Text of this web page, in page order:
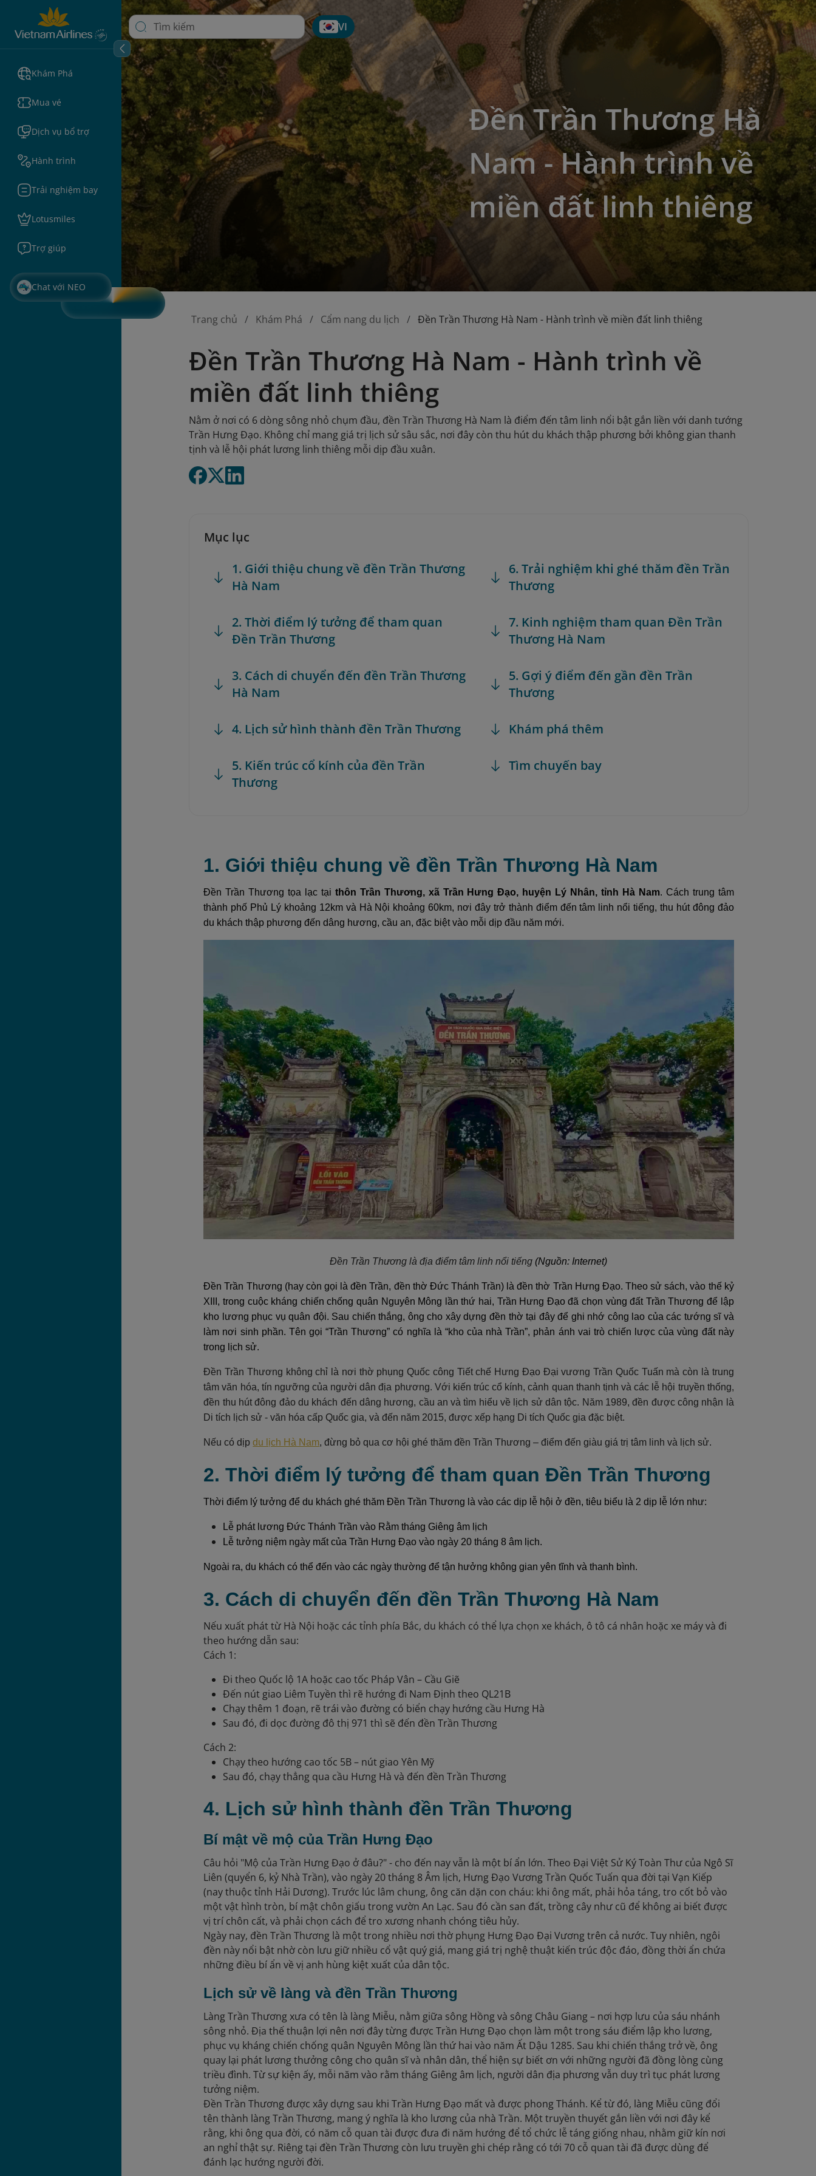
Khám Phá
Mua vé
Dịch vụ bổ trợ
Hành trình
Trải nghiệm bay
Lotusmiles
Trợ giúp
Chat với NEO
VI
Đền Trần Thương Hà
Nam - Hành trình về
miền đất linh thiêng
Trang chủ Khám Phá Cẩm nang du lịch Đền Trần Thương Hà Nam - Hành trình về miền đất linh thiêng
Đền Trần Thương Hà Nam - Hành trình về
miền đất linh thiêng
Nằm ở nơi có 6 dòng sông nhỏ chụm đầu, đền Trần Thương Hà Nam là điểm đến tâm linh nổi bật gắn liền với danh tướng
Trần Hưng Đạo. Không chỉ mang giá trị lịch sử sâu sắc, nơi đây còn thu hút du khách thập phương bởi không gian thanh
tịnh và lễ hội phát lương linh thiêng mỗi dịp đầu xuân.
Mục lục
1. Giới thiệu chung về đền Trần Thương
Hà Nam
2. Thời điểm lý tưởng để tham quan
Đền Trần Thương
3. Cách di chuyển đến đền Trần Thương
Hà Nam
4. Lịch sử hình thành đền Trần Thương
5. Kiến trúc cổ kính của đền Trần
Thương
6. Trải nghiệm khi ghé thăm đền Trần
Thương
7. Kinh nghiệm tham quan Đền Trần
Thương Hà Nam
5. Gợi ý điểm đến gần đền Trần
Thương
Khám phá thêm
Tìm chuyến bay
1. Giới thiệu chung về đền Trần Thương Hà Nam
Đền Trần Thương tọa lạc tại thôn Trần Thương, xã Trần Hưng Đạo, huyện Lý Nhân, tỉnh Hà Nam. Cách trung tâm
thành phố Phủ Lý khoảng 12km và Hà Nội khoảng 60km, nơi đây trở thành điểm đến tâm linh nổi tiếng, thu hút đông đảo
du khách thập phương đến dâng hương, cầu an, đặc biệt vào mỗi dịp đầu năm mới.
Đền Trần Thương là địa điểm tâm linh nổi tiếng (Nguồn: Internet)
Đền Trần Thương (hay còn gọi là đền Trần, đền thờ Đức Thánh Trần) là đền thờ Trần Hưng Đạo. Theo sử sách, vào thế kỷ
XIII, trong cuộc kháng chiến chống quân Nguyên Mông lần thứ hai, Trần Hưng Đạo đã chọn vùng đất Trần Thương để lập
kho lương phục vụ quân đội. Sau chiến thắng, ông cho xây dựng đền thờ tại đây để ghi nhớ công lao của các tướng sĩ và
làm nơi sinh phần. Tên gọi “Trần Thương” có nghĩa là “kho của nhà Trần”, phản ánh vai trò chiến lược của vùng đất này
trong lịch sử.
Đền Trần Thương không chỉ là nơi thờ phụng Quốc công Tiết chế Hưng Đạo Đại vương Trần Quốc Tuấn mà còn là trung
tâm văn hóa, tín ngưỡng của người dân địa phương. Với kiến trúc cổ kính, cảnh quan thanh tịnh và các lễ hội truyền thống,
đền thu hút đông đảo du khách đến dâng hương, cầu an và tìm hiểu về lịch sử dân tộc. Năm 1989, đền được công nhận là
Di tích lịch sử - văn hóa cấp Quốc gia, và đến năm 2015, được xếp hạng Di tích Quốc gia đặc biệt.
Nếu có dịpdu lịch Hà Nam, đừng bỏ qua cơ hội ghé thăm đền Trần Thương – điểm đến giàu giá trị tâm linh và lịch sử.
2. Thời điểm lý tưởng để tham quan Đền Trần Thương
Thời điểm lý tưởng để du khách ghé thăm Đền Trần Thương là vào các dịp lễ hội ở đền, tiêu biểu là 2 dịp lễ lớn như:
Lễ phát lương Đức Thánh Trần vào Rằm tháng Giêng âm lịch
Lễ tưởng niệm ngày mất của Trần Hưng Đạo vào ngày 20 tháng 8 âm lịch.
Ngoài ra, du khách có thể đến vào các ngày thường để tận hưởng không gian yên tĩnh và thanh bình.
3. Cách di chuyển đến đền Trần Thương Hà Nam
Nếu xuất phát từ Hà Nội hoặc các tỉnh phía Bắc, du khách có thể lựa chọn xe khách, ô tô cá nhân hoặc xe máy và đi
theo hướng dẫn sau:
Cách 1:
Đi theo Quốc lộ 1A hoặc cao tốc Pháp Vân – Cầu Giẽ
Đến nút giao Liêm Tuyền thì rẽ hướng đi Nam Định theo QL21B
Chạy thêm 1 đoạn, rẽ trái vào đường có biển chạy hướng cầu Hưng Hà
Sau đó, đi dọc đường đô thị 971 thì sẽ đến đền Trần Thương
Cách 2:
Chạy theo hướng cao tốc 5B – nút giao Yên Mỹ
Sau đó, chạy thẳng qua cầu Hưng Hà và đến đền Trần Thương
4. Lịch sử hình thành đền Trần Thương
Bí mật về mộ của Trần Hưng Đạo
Câu hỏi "Mộ của Trần Hưng Đạo ở đâu?" - cho đến nay vẫn là một bí ẩn lớn. Theo Đại Việt Sử Ký Toàn Thư của Ngô Sĩ
Liên (quyển 6, kỷ Nhà Trần), vào ngày 20 tháng 8 Âm lịch, Hưng Đạo Vương Trần Quốc Tuấn qua đời tại Vạn Kiếp
(nay thuộc tỉnh Hải Dương). Trước lúc lâm chung, ông căn dặn con cháu: khi ông mất, phải hỏa táng, tro cốt bỏ vào
một vật hình tròn, bí mật chôn giấu trong vườn An Lạc. Sau đó cần san đất, trồng cây như cũ để không ai biết được
vị trí chôn cất, và phải chọn cách để tro xương nhanh chóng tiêu hủy.
Ngày nay, đền Trần Thương là một trong nhiều nơi thờ phụng Hưng Đạo Đại Vương trên cả nước. Tuy nhiên, ngôi
đền này nổi bật nhờ còn lưu giữ nhiều cổ vật quý giá, mang giá trị nghệ thuật kiến trúc độc đáo, đồng thời ẩn chứa
những điều bí ẩn về vị anh hùng kiệt xuất của dân tộc.
Lịch sử về làng và đền Trần Thương
Làng Trần Thương xưa có tên là làng Miễu, nằm giữa sông Hồng và sông Châu Giang – nơi hợp lưu của sáu nhánh
sông nhỏ. Địa thế thuận lợi nên nơi đây từng được Trần Hưng Đạo chọn làm một trong sáu điểm lập kho lương,
phục vụ kháng chiến chống quân Nguyên Mông lần thứ hai vào năm Ất Dậu 1285. Sau khi chiến thắng trở về, ông
quay lại phát lương thưởng công cho quân sĩ và nhân dân, thể hiện sự biết ơn với những người đã đồng lòng cùng
triều đình. Từ sự kiện ấy, mỗi năm vào rằm tháng Giêng âm lịch, người dân địa phương vẫn duy trì tục phát lương
tưởng niệm.
Đền Trần Thương được xây dựng sau khi Trần Hưng Đạo mất và được phong Thánh. Kể từ đó, làng Miễu cũng đổi
tên thành làng Trần Thương, mang ý nghĩa là kho lương của nhà Trần. Một truyền thuyết gắn liền với nơi đây kể
rằng, khi ông qua đời, có năm cỗ quan tài được đưa đi năm hướng để tổ chức lễ táng giống nhau, nhằm giữ kín nơi
an nghỉ thật sự. Riêng tại đền Trần Thương còn lưu truyền ghi chép rằng có tới 70 cỗ quan tài đã được dùng để
đánh lạc hướng người đời.